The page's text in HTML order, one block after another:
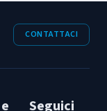
CONTATTACI
Seguici